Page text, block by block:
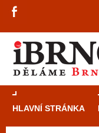
HLAVNÍ STRÁNKA